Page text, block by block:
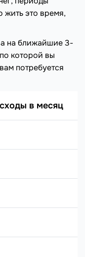
жить это время,
на ближайшие 3-
которой вы
потребуется
в месяц